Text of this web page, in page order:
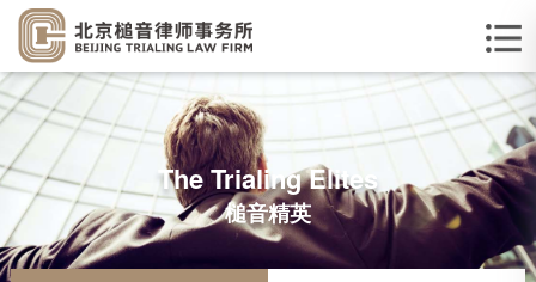
The Trialing Elites
槌音精英